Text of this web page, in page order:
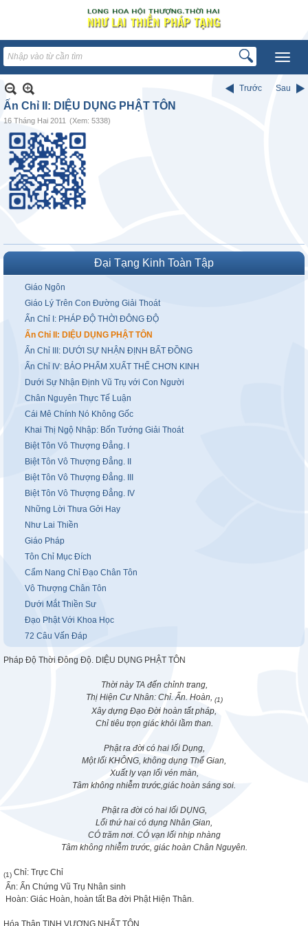
Trước Sau
Ấn Chỉ II: DIỆU DỤNG PHẬT TÔN
16 Tháng Hai 2011 (Xem: 5338)
Đại Tạng Kinh Toàn Tập
Giáo Ngôn
Giáo Lý Trên Con Đường Giải Thoát
Ấn Chỉ I: PHÁP ĐỘ THỜI ĐÔNG ĐỘ
Ấn Chỉ II: DIỆU DỤNG PHẬT TÔN
Ấn Chỉ III: DƯỚI SỰ NHẬN ĐỊNH BẤT ĐỒNG
Ấn Chỉ IV: BẢO PHẨM XUẤT THẾ CHƠN KINH
Dưới Sự Nhận Định Vũ Trụ với Con Người
Chân Nguyên Thực Tế Luận
Cái Mê Chính Nó Không Gốc
Khai Thị Ngộ Nhập: Bốn Tướng Giải Thoát
Biệt Tôn Vô Thượng Đẳng. I
Biệt Tôn Vô Thượng Đẳng. II
Biệt Tôn Vô Thượng Đẳng. III
Biệt Tôn Vô Thượng Đẳng. IV
Những Lời Thưa Gởi Hay
Như Lai Thiền
Giáo Pháp
Tôn Chỉ Mục Đích
Cẩm Nang Chỉ Đạo Chân Tôn
Vô Thượng Chân Tôn
Dưới Mắt Thiền Sư
Đạo Phật Với Khoa Học
72 Câu Vấn Đáp
Pháp Độ Thời Đông Độ. DIỆU DỤNG PHẬT TÔN
Thời này TA đến chỉnh trang,
Thị Hiện Cư Nhân: Chỉ. Ấn. Hoàn, (1)
Xây dựng Đạo Đời hoàn tất pháp,
Chỉ tiêu trọn giác khỏi lầm than.
Phật ra đời có hai lối Dụng,
Một lối KHÔNG, không dụng Thế Gian,
Xuất ly vạn lối vén màn,
Tâm không nhiễm trước,giác hoàn sáng soi.
Phật ra đời có hai lối DỤNG,
Lối thứ hai có dụng Nhân Gian,
CÓ trăm nơi. CÓ vạn lối nhịp nhàng
Tâm không nhiễm trước, giác hoàn Chân Nguyên.
(1) Chỉ: Trực Chỉ
Ấn: Ấn Chứng Vũ Trụ Nhân sinh
Hoàn: Giác Hoàn, hoàn tất Ba đời Phật Hiện Thân.
Hóa Thân TỊNH VƯƠNG NHẤT TÔN